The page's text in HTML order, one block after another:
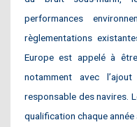
performances
règlementations
Europe est appelé à
notamment avec
responsable des navires.
qualification chaque année